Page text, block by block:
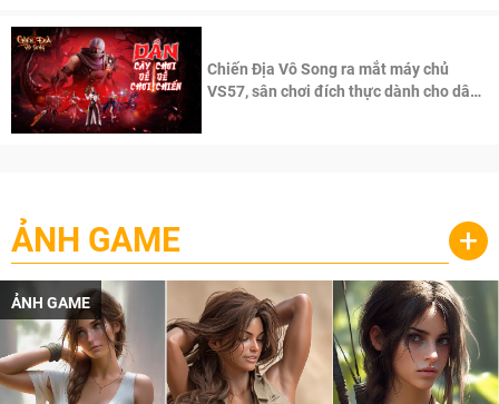
Chiến Địa Vô Song ra mắt máy chủ
VS57, sân chơi đích thực dành cho dân
ẢNH GAME +
ẢNH GAME